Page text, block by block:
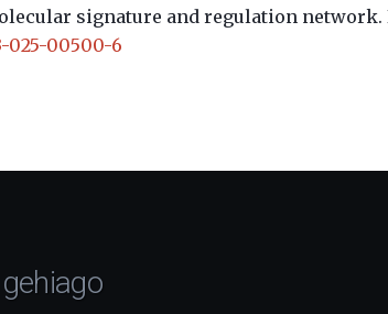
signature and regulation network.
025-00500-6